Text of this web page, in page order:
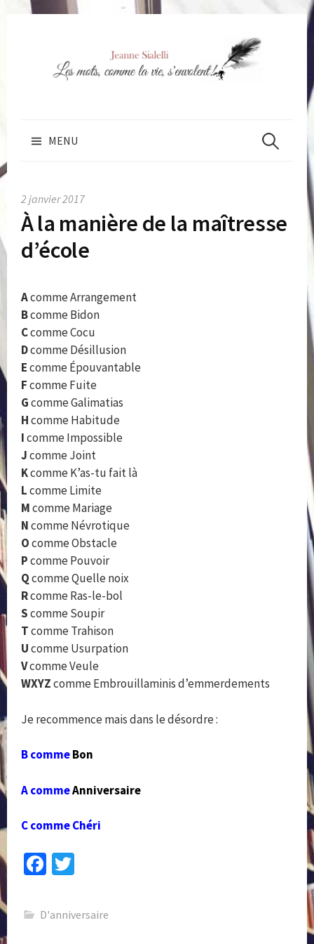
MENU Rechercher
2 janvier 2017
À la manière de la maîtresse
d’école
Acomme Arrangement
Bcomme Bidon
Ccomme Cocu
Dcomme Désillusion
Ecomme Épouvantable
Fcomme Fuite
Gcomme Galimatias
Hcomme Habitude
Icomme Impossible
Jcomme Joint
Kcomme K’as-tu fait là
Lcomme Limite
Mcomme Mariage
Ncomme Névrotique
Ocomme Obstacle
Pcomme Pouvoir
Qcomme Quelle noix
Rcomme Ras-le-bol
Scomme Soupir
Tcomme Trahison
Ucomme Usurpation
Vcomme Veule
WXYZcomme Embrouillaminis d’emmerdements
Je recommence mais dans le désordre :
B commeBon
A commeAnniversaire
C comme Chéri
Fa
b tt
D'anniversaire